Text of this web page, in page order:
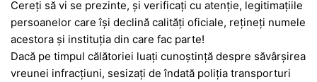
Cereţi să vi se prezinte, şi verificaţi cu atenţie, legitimaţiile
persoanelor care îşi declină calităţi oficiale, reţineţi numele
acestora şi instituţia din care fac parte!
Dacă pe timpul călătoriei luaţi cunoştinţă despre săvârşirea
vreunei infracţiuni, sesizaţi de îndată poliţia transporturi